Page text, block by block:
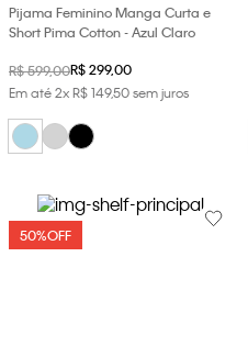
Pijama Feminino Manga Curta e
Short Pima Cotton - Azul Claro
R$599,00R$299,00
Em até2xR$149,50sem juros
50%OFF